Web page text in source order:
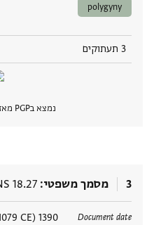
polygyny
3 תעתוקים
נמצא בPGP מאז
3 מסמך משפטי 18.27
Document date
1390 Seleucid (1078–1079 CE) תגים